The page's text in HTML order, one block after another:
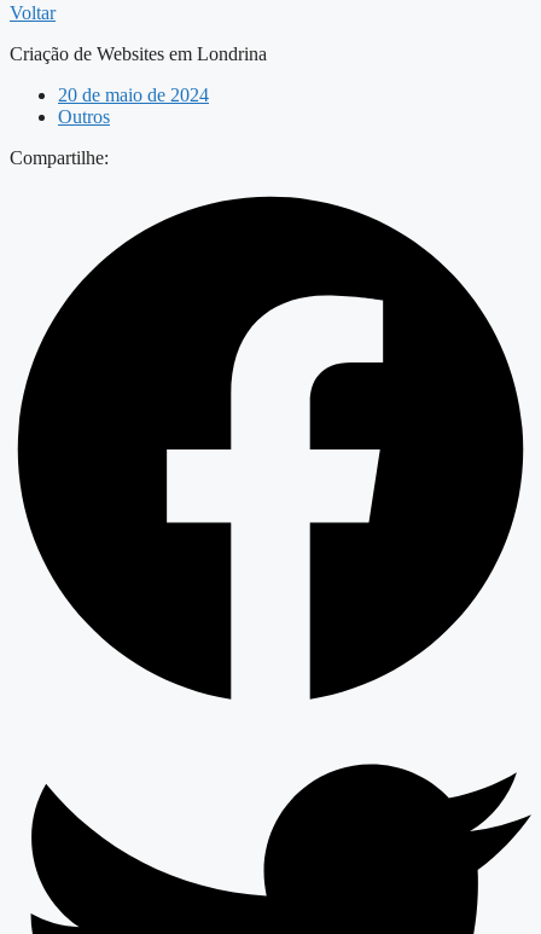
Voltar
Criação de Websites em Londrina
20 de maio de 2024
Outros
Compartilhe: